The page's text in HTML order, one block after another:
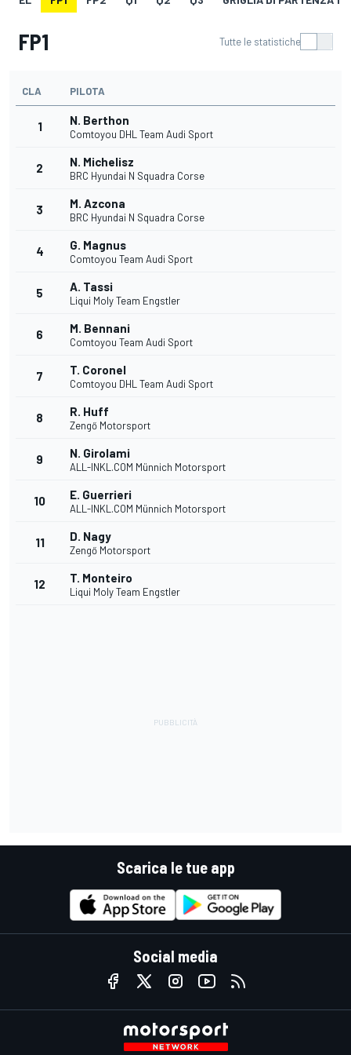
FP1 Tutte le statistiche
CLA PILOTA
1 N. Berthon
Comtoyou DHL Team Audi Sport
2 N. Michelisz
BRC Hyundai N Squadra Corse
3 M. Azcona
BRC Hyundai N Squadra Corse
4 G. Magnus
Comtoyou Team Audi Sport
5 A. Tassi
Liqui Moly Team Engstler
6 M. Bennani
Comtoyou Team Audi Sport
7 T. Coronel
Comtoyou DHL Team Audi Sport
8 R. Huff
Zengő Motorsport
9 N. Girolami
ALL-INKL.COM Münnich Motorsport
10 E. Guerrieri
ALL-INKL.COM Münnich Motorsport
11 D. Nagy
Zengő Motorsport
12 T. Monteiro
Liqui Moly Team Engstler
Scarica le tue app
Social media